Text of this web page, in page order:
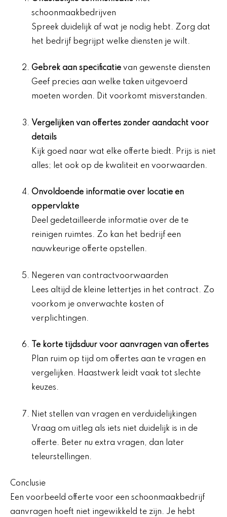
schoonmaakbedrijven
Spreek duidelijk af wat je nodig hebt. Zorg dat
het bedrijf begrijpt welke diensten je wilt.
Gebrek aan specificatie van gewenste diensten
Geef precies aan welke taken uitgevoerd
moeten worden. Dit voorkomt misverstanden.
Vergelijken van offertes zonder aandacht voor
details
Kijk goed naar wat elke offerte biedt. Prijs is niet
alles; let ook op de kwaliteit en voorwaarden.
Onvoldoende informatie over locatie en
oppervlakte
Deel gedetailleerde informatie over de te
reinigen ruimtes. Zo kan het bedrijf een
nauwkeurige offerte opstellen.
Negeren van contractvoorwaarden
Lees altijd de kleine lettertjes in het contract. Zo
voorkom je onverwachte kosten of
verplichtingen.
Te korte tijdsduur voor aanvragen van offertes
Plan ruim op tijd om offertes aan te vragen en
vergelijken. Haastwerk leidt vaak tot slechte
keuzes.
Niet stellen van vragen en verduidelijkingen
Vraag om uitleg als iets niet duidelijk is in de
offerte. Beter nu extra vragen, dan later
teleurstellingen.
Conclusie
Een voorbeeld offerte voor een schoonmaakbedrijf
aanvragen hoeft niet ingewikkeld te zijn. Je hebt